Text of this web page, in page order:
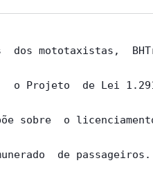
dos mototaxistas,
o Projeto  de Lei
sobre  o
de